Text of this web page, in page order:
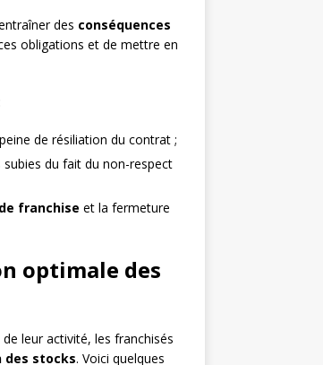
des conséquences
obligations et de mettre en
de résiliation du contrat ;
du fait du non-respect
franchise et la fermeture
optimale des
leur activité, les franchisés
stocks. Voici quelques